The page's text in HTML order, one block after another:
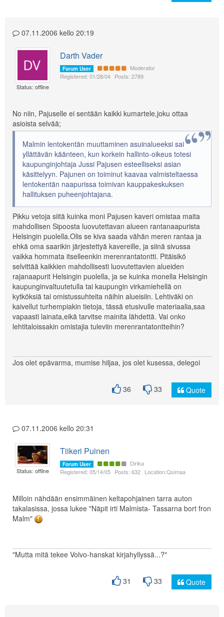
07.11.2006 kello 20:19
Status: offline
Darth Vader
Forum User
Moderator
Registered: 01/28/04 Posts: 2789
No niin, Pajuselle ei sentään kaikki kumartele,joku ottaa
asioista selvää;
Malmin lentokentän muuttaminen asuinalueeksi sai
yllättävän käänteen, kun korkein hallinto-oikeus totesi
kaupunginjohtaja Jussi Pajusen esteelliseksi asian
käsittelyyn. Pajunen on toiminut kaavaa valmisteltaessa
lentokentän naapurissa toimivan kauppakeskuksen
hallituksen puheenjohtajana.
Pikku vetoja siitä kuinka moni Pajusen kaveri omistaa maita
mahdollisen Sipoosta luovutettavan alueen rantanaapurista
Helsingin puolella.Olis se kiva saada vähän meren rantaa ja
ehkä oma saarikin järjestettyä kavereille, ja siinä sivussa
vaikka hommata itselleenkin merenrantatontti. Pitäisikö
selvittää kaikkien mahdollisesti luovutettavien alueiden
rajanaapurit Helsingin puolella, ja se kuinka monella Helsingin
kaupunginvaltuutetulla tai kaupungin virkamiehellä on
kytköksiä tai omistussuhteita näihin alueisiin. Lehtiväki on
kaivellut turhempiakin tietoja, tässä etusivulle materiaalia,saa
vapaasti lainata,eikä tarvitse mainita lähdettä. Vai onko
lehtitaloissakin omistajia tuleviin merenrantatontteihin?
Jos olet epävarma, mumise hiljaa, jos olet kusessa, delegoi
36 33 Quote
07.11.2006 kello 20:31
Status: offline
Tiikeri Puinen
Forum User
Dirika
Registered: 05/14/05 Posts: 632 Location:Qsimaa
Milloin nähdään ensimmäinen keltapohjainen tarra auton
takalasissa, jossa lukee "Näpit irti Malmista- Tassarna bort fron
Malm"
"Mutta mitä tekee Volvo-hanskat kirjahyllyssä...?"
31 33 Quote